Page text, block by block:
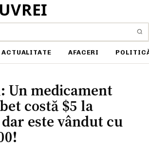
ACTUALITATE AFACERI
Un medicament
costă $5 la
este vândut cu